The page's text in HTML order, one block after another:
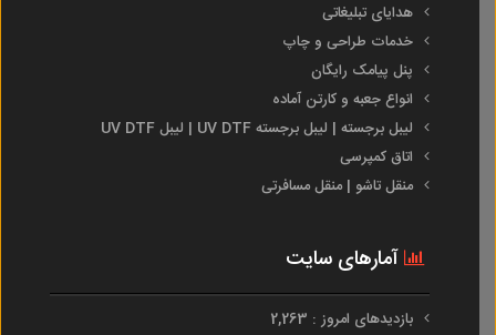
هدایای تبلیغاتی
خدمات طراحی و چاپ
پنل پیامک رایگان
انواع جعبه و کارتن آماده
لیبل برجسته | لیبل برجسته UV DTF | لیبل UV DTF
اتاق کمپرسی
منقل تاشو | منقل مسافرتی
آمارهای سایت
بازدیدهای امروز : 2,263